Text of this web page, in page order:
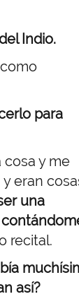
Indio.
para
cosa y me
eran
una
recital.
así?